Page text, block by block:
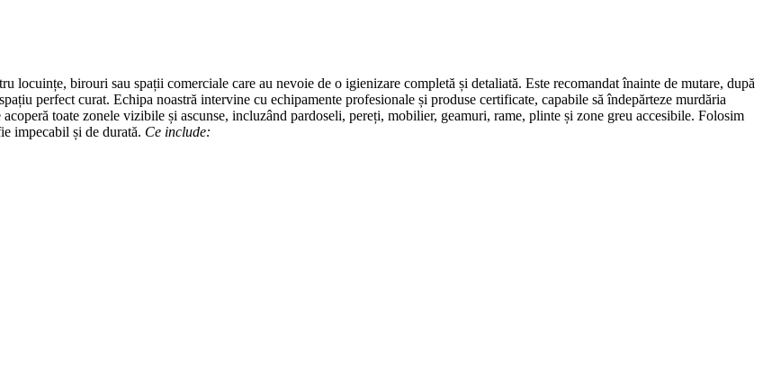
locuințe, birouri sau spații comerciale care au nevoie de o igienizare completă și detaliată. Este recomandat înainte de mutare, după
perfect curat. Echipa noastră intervine cu echipamente profesionale și produse certificate, capabile să îndepărteze murdăria
toate zonele vizibile și ascunse, incluzând pardoseli, pereți, mobilier, geamuri, rame, plinte și zone greu accesibile. Folosim
impecabil și de durată. Ce include: